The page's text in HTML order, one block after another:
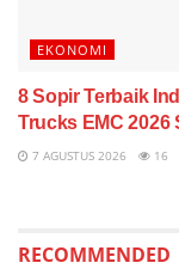
EKONOMI
8 Sopir Terbaik
Trucks EMC
7 AGUSTUS 2026 16
RECOMMENDED